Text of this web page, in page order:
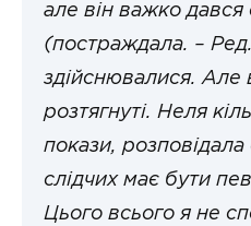
але він важко дався
(постраждала. –
здійснювалися. Але
розтягнуті. Неля
покази,
слідчих має бути
Цього всього я не